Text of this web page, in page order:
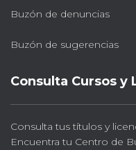
Buzón de denuncias
Buzón de sugerencias
Consulta Cursos y
Consulta tus títulos y
Encuentra tu Centro de